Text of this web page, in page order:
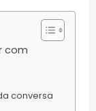
com
conversa